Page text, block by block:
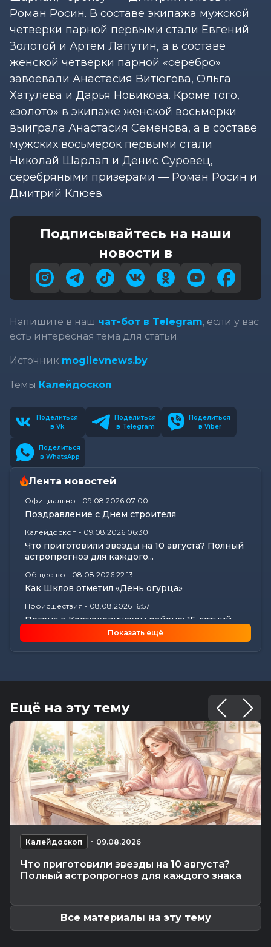
Роман Росин. В составе экипажа мужской
четверки парной первыми стали Евгений
Золотой и Артем Лапутин, а в составе
женской четверки парной «серебро»
завоевали Анастасия Витюгова, Ольга
Хатулева и Дарья Новикова. Кроме того,
«золото» в экипаже женской восьмерки
выиграла Анастасия Семенова, а в составе
мужских восьмерок первыми стали
Николай Шарлап и Денис Суровец,
серебряными призерами — Роман Росин и
Дмитрий Клюев.
Подписывайтесь на наши
новости в
Напишите в наш чат-бот в Telegram, если у вас
есть интересная тема для статьи.
Источник mogilevnews.by
Темы Калейдоскоп
Поделиться
в Vk
Поделиться
в Telegram
Поделиться
в Viber
Поделиться
в WhatsApp
Лента новостей
Официально - 09.08.2026 07:00
Поздравление с Днем строителя
Калейдоскоп - 09.08.2026 06:30
Что приготовили звезды на 10 августа? Полный
астропрогноз для каждого...
Общество - 08.08.2026 22:13
Как Шклов отметил «День огурца»
Происшествия - 08.08.2026 16:57
Погоня в Костюковичском районе: 15-летний
мотоциклист пытался...
Смертельное ДТП в Белыничском районе:
мотоциклист погиб на месте
Общество -08.08.2026 15:00
Погода 9 августа в Могилевской области: без
осадков и комфортные...
Видеоновости -08.08.2026 10:04
Готовим вкусно | медальоны из говядины, салат
с баклажанами, заливной...
Калейдоскоп -08.08.2026 06:30
Что приготовили звезды на 9 августа:
инструкции по управлению судьбой
Главное -07.08.2026 20:30
От автолавок до цен на продукты: Лукашенко
Показать ещё
Ещё на эту тему
Калейдоскоп - 09.08.2026
Что приготовили звезды на 10 августа?
Полный астропрогноз для каждого знака
Все материалы на эту тему